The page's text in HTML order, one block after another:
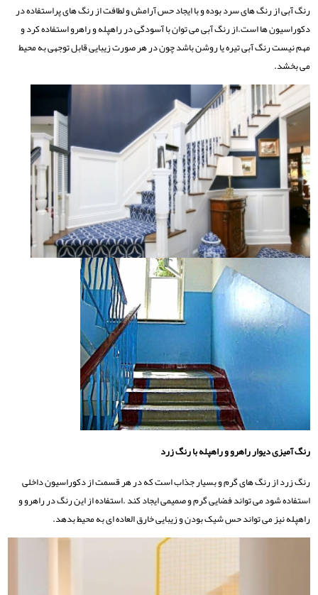
رنگ آبی از رنگ های سرد بوده و با ایجاد حس آرامش و لطافت از رنگ های پراستفاده در
دکوراسیون ها است.از رنگ آبی می توان با آسودگی در راهپله و راهرو استفاده کرد و
مهم نیست رنگ آبی تیره یا روشن باشد چون در هر صورت زیبایی قابل توجهی به محیط
می بخشد.
رنگ آمیزی دیوار راهرو و راهپله با رنگ زرد
رنگ زرد از رنگ های گرم و بسیار جذاب است که در هر قسمت از دکوراسیون داخلی
استفاده شود می تواند فضایی گرم و صمیمی ایجاد کند .استفاده از این رنگ در راهرو و
راهپله نیز می تواند حس شیک بودن و زیبایی خارق العاده ای به محیط بدهد.